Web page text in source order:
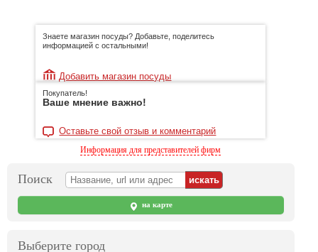
Знаете магазин посуды? Добавьте, поделитесь
информацией с остальными!
Добавить магазин посуды
Покупатель!
Ваше мнение важно!
Оставьте свой отзыв и комментарий
Информация для представителей фирм
Поиск
на карте
Выберите город